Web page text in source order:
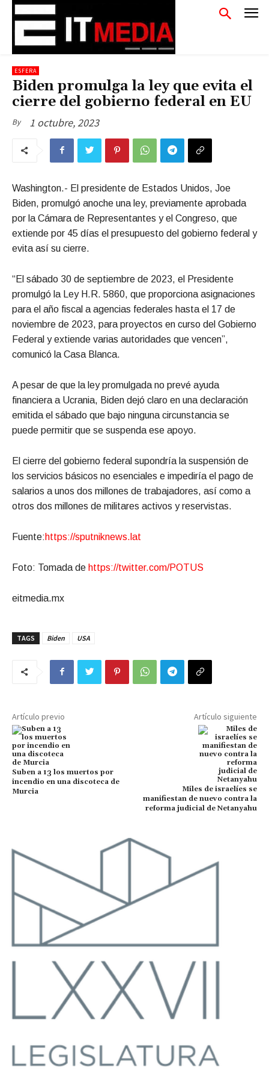
ESFERA
Biden promulga la ley que evita el
cierre del gobierno federal en EU
By 1 octubre, 2023
Washington.- El presidente de Estados Unidos, Joe
Biden, promulgó anoche una ley, previamente aprobada
por la Cámara de Representantes y el Congreso, que
extiende por 45 días el presupuesto del gobierno federal y
evita así su cierre.
“El sábado 30 de septiembre de 2023, el Presidente
promulgó la Ley H.R. 5860, que proporciona asignaciones
para el año fiscal a agencias federales hasta el 17 de
noviembre de 2023, para proyectos en curso del Gobierno
Federal y extiende varias autoridades que vencen”,
comunicó la Casa Blanca.
A pesar de que la ley promulgada no prevé ayuda
financiera a Ucrania, Biden dejó claro en una declaración
emitida el sábado que bajo ninguna circunstancia se
puede permitir que se suspenda ese apoyo.
El cierre del gobierno federal supondría la suspensión de
los servicios básicos no esenciales e impediría el pago de
salarios a unos dos millones de trabajadores, así como a
otros dos millones de militares activos y reservistas.
Fuente:https://sputniknews.lat
Foto: Tomada de https://twitter.com/POTUS
eitmedia.mx
TAGS Biden USA
Artículo previo
Suben a 13 los muertos por
incendio en una discoteca de
Murcia
Artículo siguiente
Miles de israelíes se
manifiestan de nuevo contra la
reforma judicial de Netanyahu